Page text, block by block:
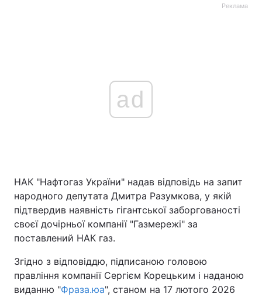
Україна Політика
Економіка
Реклама
ad
НАК "Нафтогаз України" надав відповідь на запит
народного депутата Дмитра Разумкова, у якій
підтвердив наявність гігантської заборгованості
своєї дочірньої компанії "Газмережі" за
поставлений НАК газ.
Згідно з відповіддю, підписаною головою
правління компанії Сергієм Корецьким і наданою
виданню "Фраза.юа", станом на 17 лютого 2026